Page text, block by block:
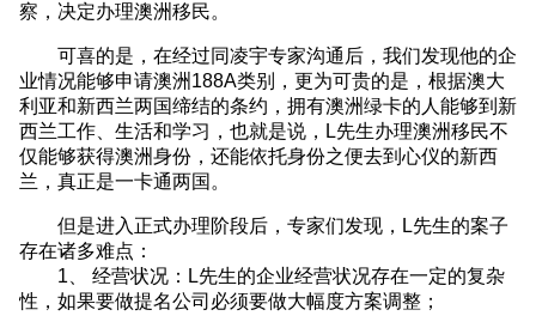
察，决定办理澳洲移民。
可喜的是，在经过同凌宇专家沟通后，我们发现他的企
业情况能够申请澳洲188A类别，更为可贵的是，根据澳大
利亚和新西兰两国缔结的条约，拥有澳洲绿卡的人能够到新
西兰工作、生活和学习，也就是说，L先生办理澳洲移民不
仅能够获得澳洲身份，还能依托身份之便去到心仪的新西
兰，真正是一卡通两国。
但是进入正式办理阶段后，专家们发现，L先生的案子
存在诸多难点：
1、 经营状况：L先生的企业经营状况存在一定的复杂
性，如果要做提名公司必须要做大幅度方案调整；